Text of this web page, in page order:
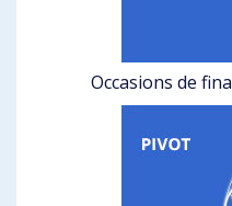
Occasions de